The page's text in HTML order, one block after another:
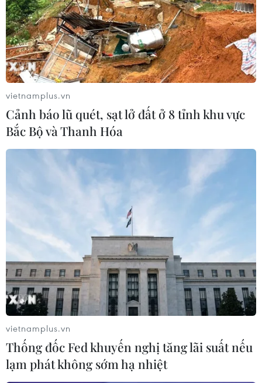
Người Chăm không sử dụng men mà dùng vải nhúng nước để
chà láng, dùng nhựa cây rừng để tăng thêm sắc màu của
gốm. Trong ảnh: Tạo hình phần chân cho bức tượng thần 4 mặt
cao 1m8 bằng gốm Bàu Trúc. (Ảnh: Minh Hưng/TTXVN)
Tạo hình khuôn mặt cho một sản phẩm mỹ nghệ bằng gốm.
(Ảnh: Minh Hưng/TTXVN)
vietnamplus.vn
Cảnh báo lũ quét, sạt lở đất ở 8 tỉnh khu vực
Bắc Bộ và Thanh Hóa
vietnamplus.vn
Thống đốc Fed khuyến nghị tăng lãi suất nếu
lạm phát không sớm hạ nhiệt